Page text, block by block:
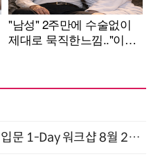
양자컴퓨팅 비즈니스·기술 입문 1-Day 워크샵 8월 28일 개최